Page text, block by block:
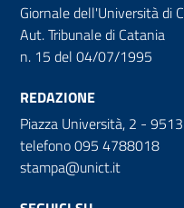
Giornale dell'Università di
Aut. Tribunale di Catania
n. 15 del 04/07/1995
REDAZIONE
Piazza Università, 2 -
telefono 095 4788018
stampa@unict.it